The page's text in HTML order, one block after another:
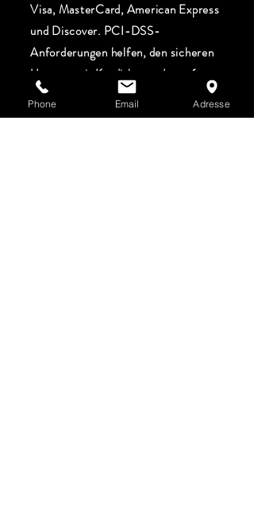
Visa, MasterCard, American Express
und Discover. PCI-DSS-
Anforderungen helfen, den sicheren
Umgang mit Kreditkartendaten (u. a.
physische, elektronische und
verfahrenstechnische Maßnahmen)
Phone Email Adresse